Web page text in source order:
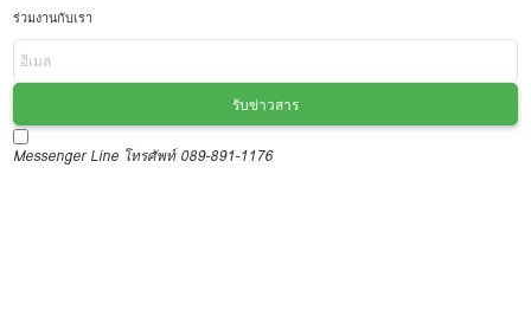
ร่วมงานกับเรา
รับข่าวสาร
Messenger Line โทรศัพท์ 089-891-1176